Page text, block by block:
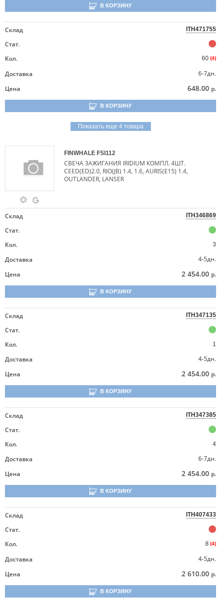
В КОРЗИНУ
Склад ITH471755
Стат.
Кол.
60 (4)
Доставка
6-7дн.
Цена
648.00 р.
В КОРЗИНУ
Показать еще 4 товара
FINWHALE FSI112
СВЕЧА ЗАЖИГАНИЯ IRIDIUM КОМПЛ. 4ШТ.
CEED(ED)2.0, RIO(JB) 1.4, 1.6, AURIS(E15) 1.4,
OUTLANDER, LANSER
Склад ITH346869
Стат.
Кол.
3
Доставка
4-5дн.
Цена
2 454.00 р.
В КОРЗИНУ
Склад ITH347135
Стат.
Кол.
1
Доставка
4-5дн.
Цена
2 454.00 р.
В КОРЗИНУ
Склад ITH347385
Стат.
Кол.
4
Доставка
6-7дн.
Цена
2 454.00 р.
В КОРЗИНУ
Склад ITH407433
Стат.
Кол.
8 (4)
Доставка
4-5дн.
Цена
2 610.00 р.
В КОРЗИНУ